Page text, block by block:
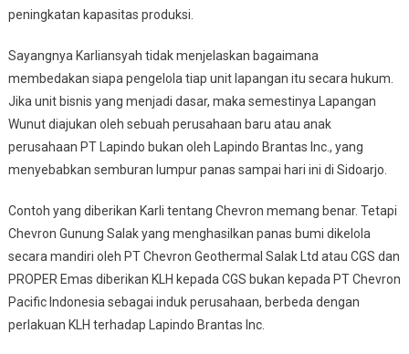
peningkatan kapasitas produksi.
Sayangnya Karliansyah tidak menjelaskan bagaimana
membedakan siapa pengelola tiap unit lapangan itu secara hukum.
Jika unit bisnis yang menjadi dasar, maka semestinya Lapangan
Wunut diajukan oleh sebuah perusahaan baru atau anak
perusahaan PT Lapindo bukan oleh Lapindo Brantas Inc., yang
menyebabkan semburan lumpur panas sampai hari ini di Sidoarjo.
Contoh yang diberikan Karli tentang Chevron memang benar. Tetapi
Chevron Gunung Salak yang menghasilkan panas bumi dikelola
secara mandiri oleh PT Chevron Geothermal Salak Ltd atau CGS dan
PROPER Emas diberikan KLH kepada CGS bukan kepada PT Chevron
Pacific Indonesia sebagai induk perusahaan, berbeda dengan
perlakuan KLH terhadap Lapindo Brantas Inc.